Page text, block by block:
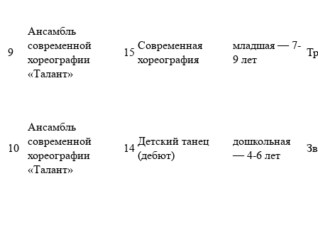
9
Ансамбль
современной
хореографии
«Талант»
15
Современная
хореография
младшая — 7-
9 лет
10
Ансамбль
современной
хореографии
«Талант»
14
Детский танец
(дебют)
дошкольная
— 4-6 лет